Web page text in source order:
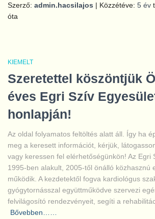
Szerző: admin.hacsilajos | Közzétéve: 5 év
óta
KIEMELT
Szeretettel köszöntjük
éves Egri Szív
honlapján!
Az oldal folyamatos feltöltés alatt áll. Így ha
meg a keresett információt, kérjük,
vagy keressen fel elérhetőségünkön! Az Egri
1995-ben alakult, 2005-től önálló közhasznú
működik. A kezdetektől fogva kardiológus
gyógytornásszal együttműködve szervezi
felvilágosító rendezvényeit, segíti a
Bővebben……